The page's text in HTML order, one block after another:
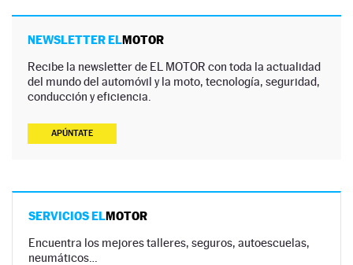
NEWSLETTER ELMOTOR
Recibe la newsletter de EL MOTOR con toda la actualidad
del mundo del automóvil y la moto, tecnología, seguridad,
conducción y eficiencia.
APÚNTATE
SERVICIOS ELMOTOR
Encuentra los mejores talleres, seguros, autoescuelas,
neumáticos…